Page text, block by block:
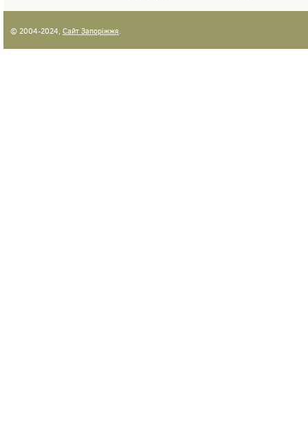
© 2004-2024, Сайт Запоріжжя.